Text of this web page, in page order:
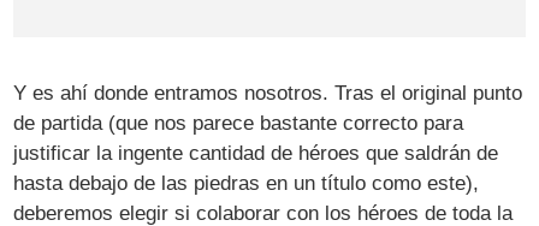
Y es ahí donde entramos nosotros. Tras el original punto
de partida (que nos parece bastante correcto para
justificar la ingente cantidad de héroes que saldrán de
hasta debajo de las piedras en un título como este),
deberemos elegir si colaborar con los héroes de toda la